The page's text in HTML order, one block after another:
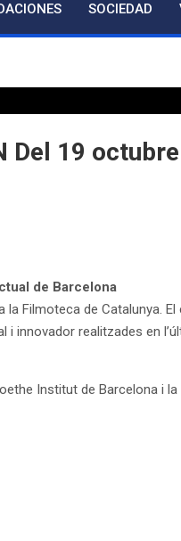
SOCIEDAD
Del 19
de Barcelona
la Filmoteca de Catalunya.
innovador realitzades en
Institut de Barcelona i